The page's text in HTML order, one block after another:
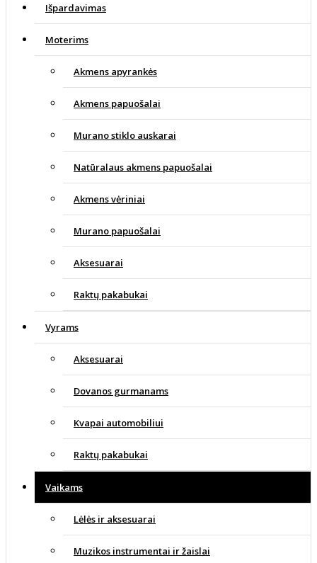
Išpardavimas
Moterims
Akmens apyrankės
Akmens papuošalai
Murano stiklo auskarai
Natūralaus akmens papuošalai
Akmens vėriniai
Murano papuošalai
Aksesuarai
Raktų pakabukai
Vyrams
Aksesuarai
Dovanos gurmanams
Kvapai automobiliui
Raktų pakabukai
Vaikams
Lėlės ir aksesuarai
Muzikos instrumentai ir žaislai